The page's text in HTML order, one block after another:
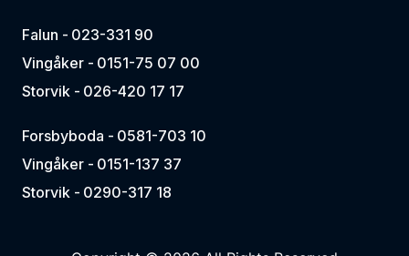
Falun - 023-331 90
Vingåker - 0151-75 07 00
Storvik - 026-420 17 17
Forsbyboda - 0581-703 10
Vingåker - 0151-137 37
Storvik - 0290-317 18